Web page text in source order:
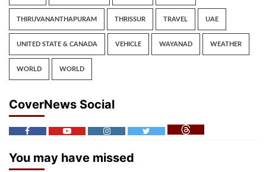
THIRUVANANTHAPURAM THRISSUR TRAVEL UAE
UNITED STATE & CANADA VEHICLE WAYANAD WEATHER
WORLD WORLD
CoverNews Social
You may have missed